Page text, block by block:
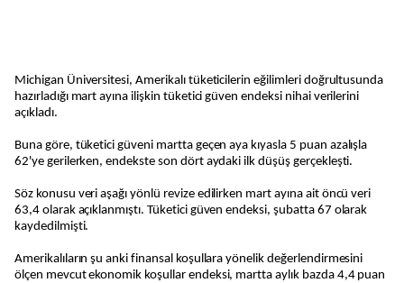
Michigan Üniversitesi, Amerikalı tüketicilerin eğilimleri doğrultusunda
hazırladığı mart ayına ilişkin tüketici güven endeksi nihai verilerini
açıkladı.
Buna göre, tüketici güveni martta geçen aya kıyasla 5 puan azalışla
62'ye gerilerken, endekste son dört aydaki ilk düşüş gerçekleşti.
Söz konusu veri aşağı yönlü revize edilirken mart ayına ait öncü veri
63,4 olarak açıklanmıştı. Tüketici güven endeksi, şubatta 67 olarak
kaydedilmişti.
Amerikalıların şu anki finansal koşullara yönelik değerlendirmesini
ölçen mevcut ekonomik koşullar endeksi, martta aylık bazda 4,4 puan